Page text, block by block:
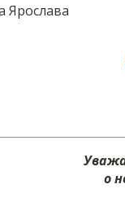
Ярослава
о